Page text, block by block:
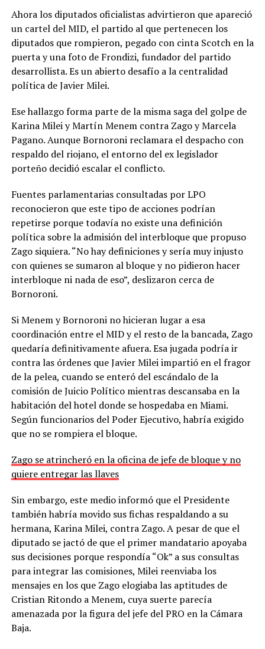
Ahora los diputados oficialistas advirtieron que apareció
un cartel del MID, el partido al que pertenecen los
diputados que rompieron, pegado con cinta Scotch en la
puerta y una foto de Frondizi, fundador del partido
desarrollista. Es un abierto desafío a la centralidad
política de Javier Milei.
Ese hallazgo forma parte de la misma saga del golpe de
Karina Milei y Martín Menem contra Zago y Marcela
Pagano. Aunque Bornoroni reclamara el despacho con
respaldo del riojano, el entorno del ex legislador
porteño decidió escalar el conflicto.
Fuentes parlamentarias consultadas por LPO
reconocieron que este tipo de acciones podrían
repetirse porque todavía no existe una definición
política sobre la admisión del interbloque que propuso
Zago siquiera. “No hay definiciones y sería muy injusto
con quienes se sumaron al bloque y no pidieron hacer
interbloque ni nada de eso”, deslizaron cerca de
Bornoroni.
Si Menem y Bornoroni no hicieran lugar a esa
coordinación entre el MID y el resto de la bancada, Zago
quedaría definitivamente afuera. Esa jugada podría ir
contra las órdenes que Javier Milei impartió en el fragor
de la pelea, cuando se enteró del escándalo de la
comisión de Juicio Político mientras descansaba en la
habitación del hotel donde se hospedaba en Miami.
Según funcionarios del Poder Ejecutivo, habría exigido
que no se rompiera el bloque.
Zago se atrincheró en la oficina de jefe de bloque y no
quiere entregar las llaves
Sin embargo, este medio informó que el Presidente
también habría movido sus fichas respaldando a su
hermana, Karina Milei, contra Zago. A pesar de que el
diputado se jactó de que el primer mandatario apoyaba
sus decisiones porque respondía “Ok” a sus consultas
para integrar las comisiones, Milei reenviaba los
mensajes en los que Zago elogiaba las aptitudes de
Cristian Ritondo a Menem, cuya suerte parecía
amenazada por la figura del jefe del PRO en la Cámara
Baja.